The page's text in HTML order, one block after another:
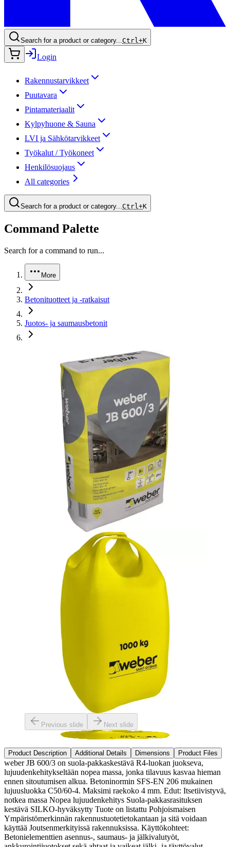
Search for a product or category...Ctrl+K
Login
Rakennustarvikkeet
Puutavara
Pintamateriaalit
Kylpyhuone & Sauna
LVI ja Sähkötarvikkeet
Työkalut / Työkoneet
Henkilösuojaus
All categories
Search for a product or category...Ctrl+K
Command Palette
Search for a command to run...
More
Betonituotteet ja -ratkaisut
Juotos- ja saumausbetonit
Previous slide Next slide
Product Description Additional Details Dimensions Product Files
weber JB 600/3 on suola-pakkaskestävä R4-luokan juokseva,
lujuudenkehitykseltään nopea massa, jonka tilavuus kasvaa hieman
ennen sitoutumisen alkua. Betoninormin SFS-EN 206 mukainen
lujuusluokka C50/60-4. Maksimi raekoko 4 mm. Edut: Itsetiivistyvä,
notkea massa Nopea lujuudenkehitys Suola-pakkasrasituksen
kestävä SILKO-hyväksytty Tuote on listattu Pohjoismaisen
Ympäristömerkinnän rakennustuotetietokantaan ja sitä voidaan
käyttää Joutsenmerkityissä rakennuksissa. Käyttökohteet:
Betonielementtien asennus-, saumaus- ja jälkivalutyöt,